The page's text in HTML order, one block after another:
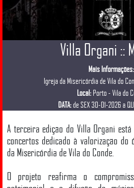
Villa Organi ::
Mais Informações:
Igreja da Misericórdia de Vila do
Local: Porto - Vila do
DATA:de SEX 30-01-2026 a
A terceira edição do Villa Organi
concertos dedicado à valorização
da Misericórdia de Vila do Conde.
O projeto reafirma o